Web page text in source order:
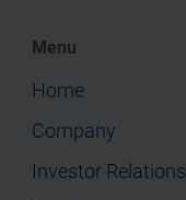
Menu
Home
Company
Investor Relations